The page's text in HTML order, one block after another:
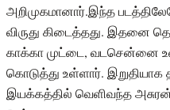
அறிமுகமானார்.இந்த
விருது கிடைத்தது. இதனை
காக்கா முட்டை, வடசென்னை
கொடுத்து உள்ளார். இறுதியாக
இயக்கத்தில் வெளிவந்த அசுரன்